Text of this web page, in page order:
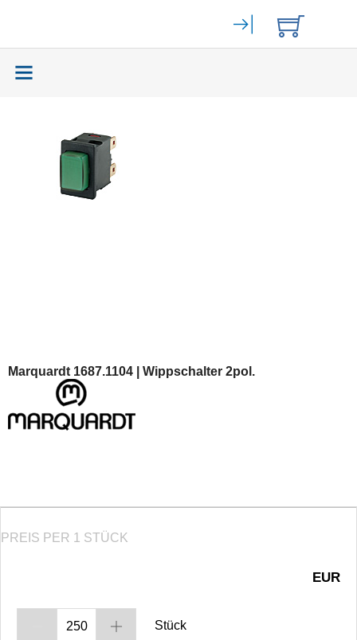
Bahngeräte
Displays (141)
Marquardt 1687.1104 | Wippschalter 2pol.
PREIS PER 1 STÜCK
EUR
Stück